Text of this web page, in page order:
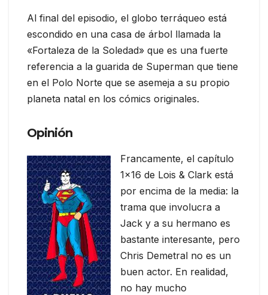
Al final del episodio, el globo terráqueo está
escondido en una casa de árbol llamada la
«Fortaleza de la Soledad» que es una fuerte
referencia a la guarida de Superman que tiene
en el Polo Norte que se asemeja a su propio
planeta natal en los cómics originales.
Opinión
Francamente, el capítulo
1×16 de Lois & Clark está
por encima de la media: la
trama que involucra a
Jack y a su hermano es
bastante interesante, pero
Chris Demetral no es un
buen actor. En realidad,
no hay mucho